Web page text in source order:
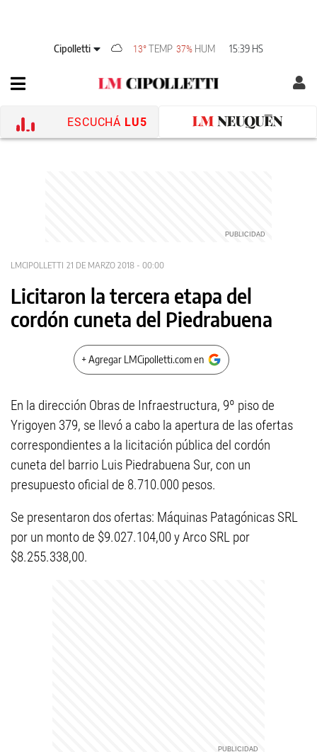
Cipolletti 13°TEMP 37% HUM 15:39 HS
ESCUCHÁ LU5
LMCIPOLLETTI 21 DE MARZO 2018 - 00:00
Licitaron la tercera etapa del
cordón cuneta del Piedrabuena
+ Agregar LMCipolletti.com en
En la dirección Obras de Infraestructura, 9º piso de
Yrigoyen 379, se llevó a cabo la apertura de las ofertas
correspondientes a la licitación pública del cordón
cuneta del barrio Luis Piedrabuena Sur, con un
presupuesto oficial de 8.710.000 pesos.
Se presentaron dos ofertas: Máquinas Patagónicas SRL
por un monto de $9.027.104,00 y Arco SRL por
$8.255.338,00.